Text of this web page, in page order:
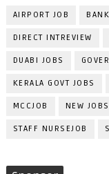
AIRPORT JOB
DIRECT INTREVIEW
DUABI JOBS
KERALA GOVT JOBS
MCCJOB NEW JOBS
STAFF NURSEJOB